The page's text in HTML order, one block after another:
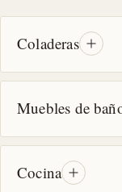
Coladeras
Muebles de
Cocina